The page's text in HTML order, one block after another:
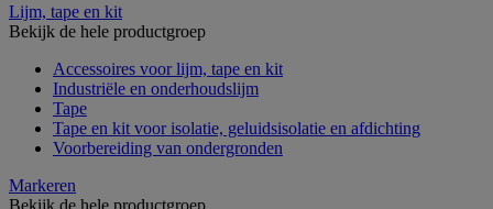
Lijm, tape en kit
Bekijk de hele productgroep
Accessoires voor lijm, tape en kit
Industriële en onderhoudslijm
Tape
Tape en kit voor isolatie, geluidsisolatie en afdichting
Voorbereiding van ondergronden
Markeren
Bekijk de hele productgroep